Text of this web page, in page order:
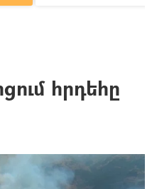
հրդեհը